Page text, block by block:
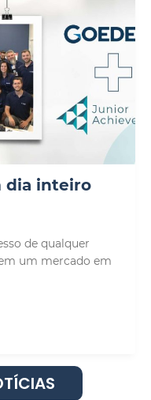
dia inteiro
de qualquer
um mercado em